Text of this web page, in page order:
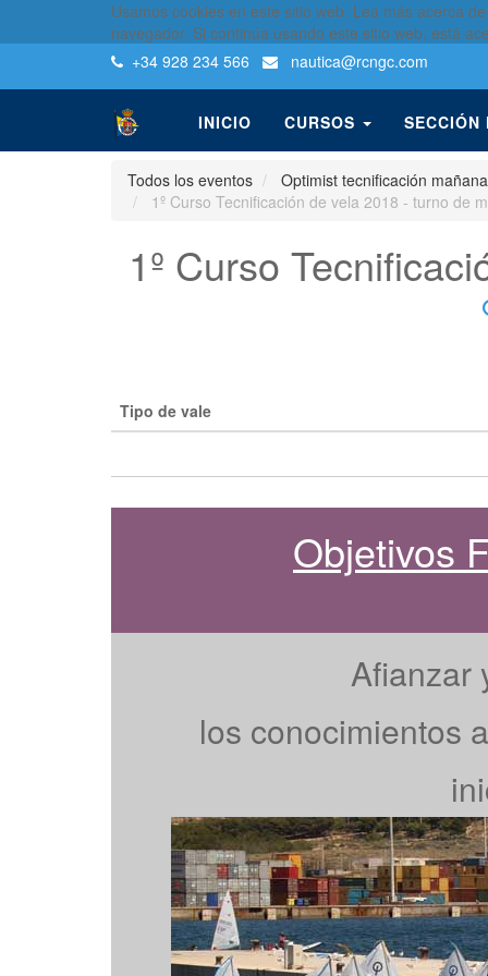
Usamos cookies en este sitio web. Lea más acerca
navegador. Si continúa usando este sitio web, está
+34 928 234 566
nautica@rcngc.com
INICIO CURSOS SECCIÓN
Todos los eventos
Optimist tecnificación
1º Curso Tecnificación de vela 2018 - turno de
1º Curso
Tipo de vale
Objetivos
Afianzar
los conocimientos